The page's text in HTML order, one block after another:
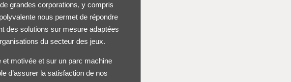
grandes corporations, y compris
nous permet de répondre
des solutions sur mesure adaptées
du secteur des jeux.
motivée et sur un parc machine
d’assurer la satisfaction de nos